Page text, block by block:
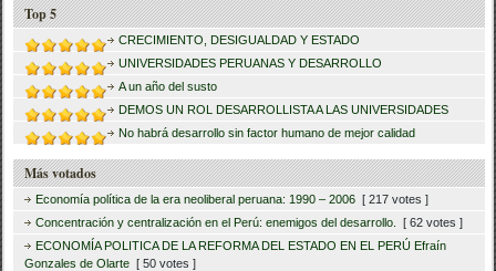
Top 5
CRECIMIENTO, DESIGUALDAD Y ESTADO
UNIVERSIDADES PERUANAS Y DESARROLLO
A un año del susto
DEMOS UN ROL DESARROLLISTA A LAS UNIVERSIDADES
No habrá desarrollo sin factor humano de mejor calidad
Más votados
Economía política de la era neoliberal peruana: 1990 – 2006 [ 217 votes ]
Concentración y centralización en el Perú: enemigos del desarrollo.
[ 62 votes ]
ECONOMÍA POLITICA DE LA REFORMA DEL ESTADO EN EL PERÚ Efraín
Gonzales de Olarte [ 50 votes ]